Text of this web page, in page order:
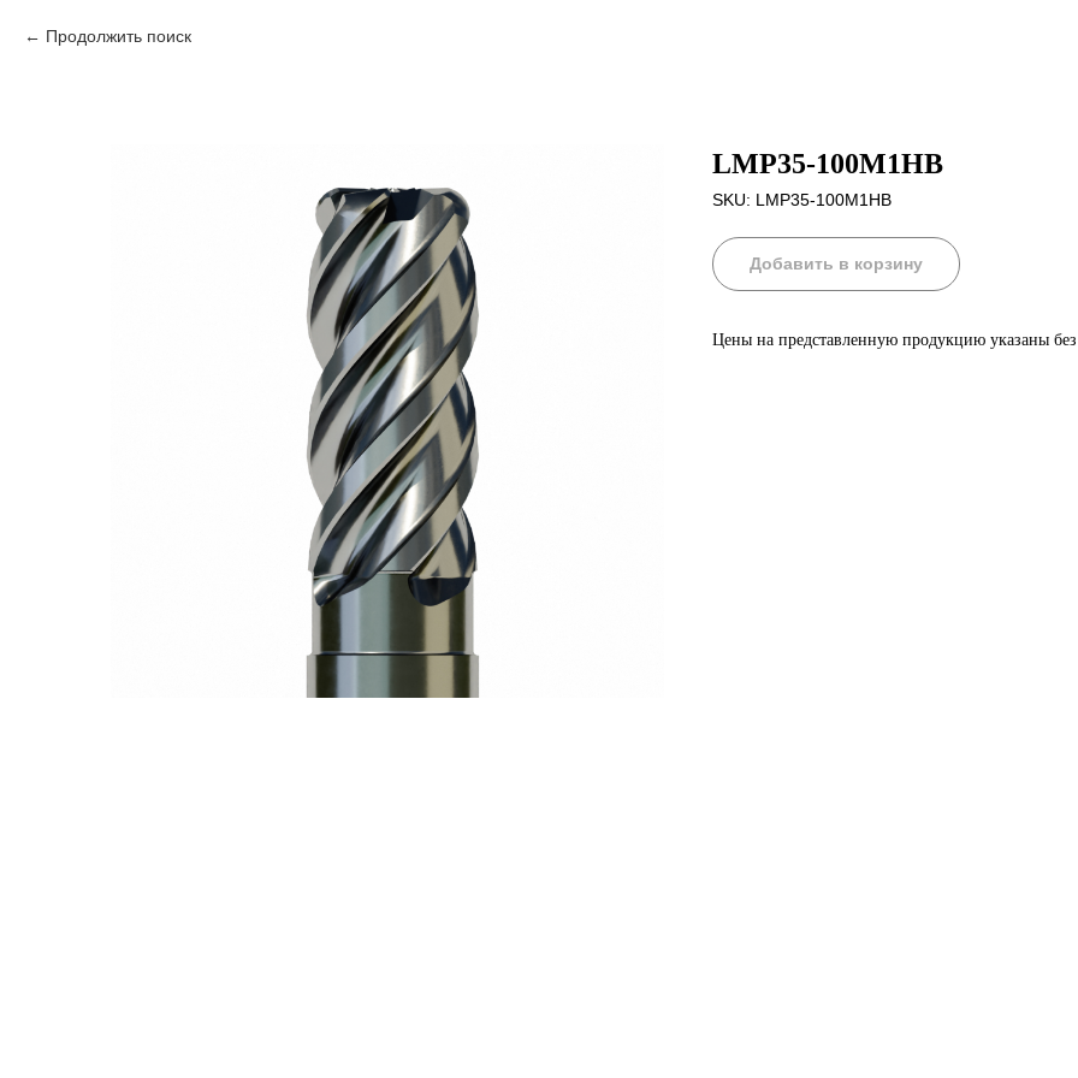
Продолжить поиск
LMP35-100M1HB
SKU: LMP35-100M1HB
Добавить в корзину
Цены на представленную продукцию указаны